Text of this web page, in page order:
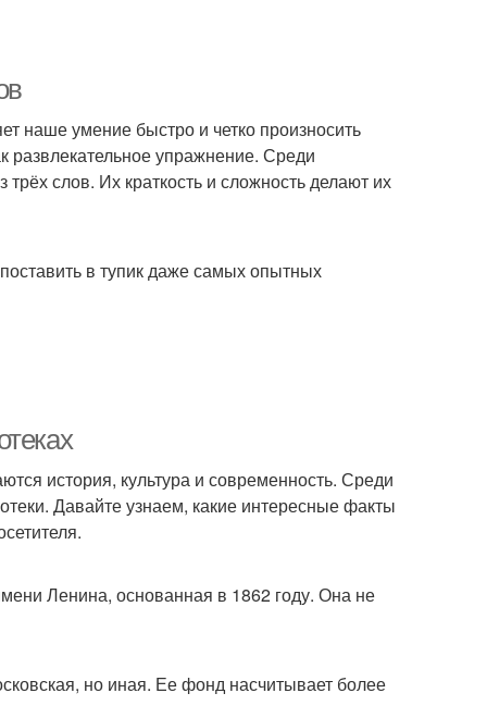
наше умение быстро и четко произносить
развлекательное упражнение. Среди
слов. Их краткость и сложность делают их
в тупик даже самых опытных
история, культура и современность. Среди
Давайте узнаем, какие интересные факты
Ленина, основанная в 1862 году. Она не
но иная. Ее фонд насчитывает более